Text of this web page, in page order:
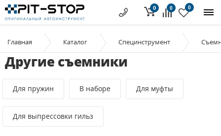
0 0
0
Главная Каталог Специнструмент
Другие съемники
Для пружин В наборе Для муфты
Для выпрессовки гильз